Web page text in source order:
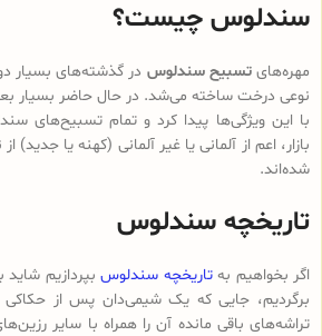
سندلوس چیست؟
مهره‌هایتسبیح سندلوس در گذشته‌های بسیار
نوعی درخت ساخته می‌شد. در حال حاضر بسیار
با این ویژگی‌ها پیدا کرد و تمام تسبیح‌های
بازار، اعم از آلمانی یا غیر آلمانی (کهنه یا
شده‌اند.
تاریخچه سندلوس
اگر بخواهیم بهتاریخچه سندلوس
برگردیم، جایی که یک شیمی‌دان پس از حکاکی
تراشه‌های باقی مانده آن را همراه با سایر